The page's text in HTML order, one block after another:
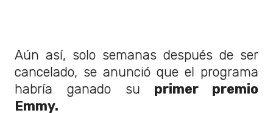
Aún así, solo semanas después de ser
cancelado, se anunció que el programa
habría ganado su primer premio
Emmy.